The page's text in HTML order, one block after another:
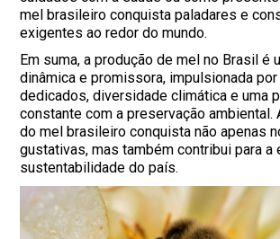
mel brasileiro conquista paladares e
exigentes ao redor do mundo.
Em suma, a produção de mel no Brasil é
dinâmica e promissora, impulsionada
dedicados, diversidade climática e uma
constante com a preservação ambiental.
do mel brasileiro conquista não apenas
gustativas, mas também contribui para a
sustentabilidade do país.